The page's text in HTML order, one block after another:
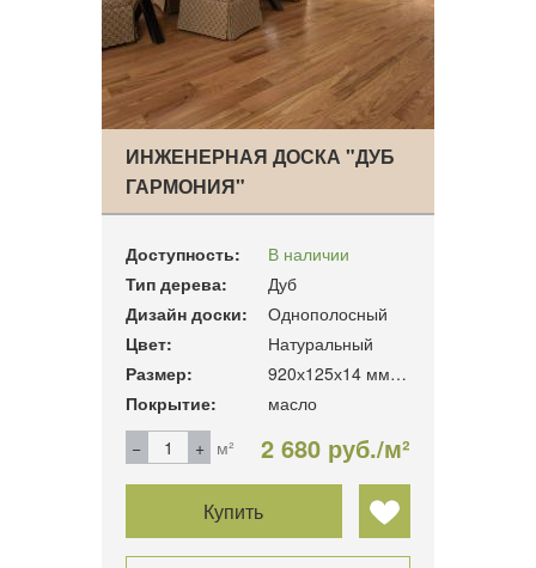
ИНЖЕНЕРНАЯ ДОСКА "ДУБ
ГАРМОНИЯ"
Доступность:
В наличии
Тип дерева:
Дуб
Дизайн доски:
Однополосный
Цвет:
Натуральный
Размер:
920х125х14 мм, 1,15 м2/уп.
Покрытие:
масло
м²
2 680 руб./м²
Купить